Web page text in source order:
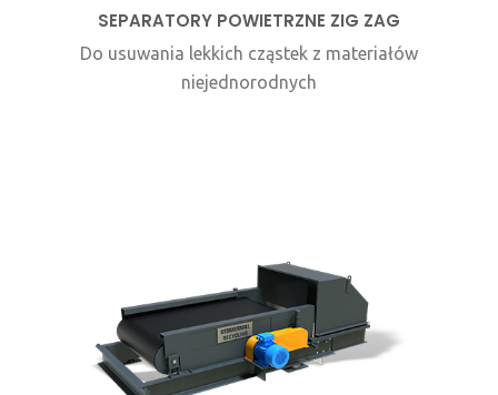
SEPARATORY POWIETRZNE ZIG ZAG
Do usuwania lekkich cząstek z materiałów
niejednorodnych